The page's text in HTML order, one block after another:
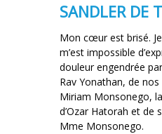
SANDLER DE
Mon cœur est brisé.
m’est impossible
douleur engendrée
Rav Yonathan, de
Miriam Monsonego,
d’Ozar Hatorah et de
Mme Monsonego.